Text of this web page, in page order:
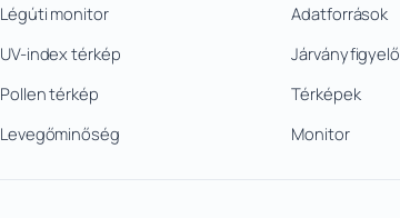
Légúti monitor
UV-index térkép
Pollen térkép
Levegőminőség
Adatforrások
Járványfigyelő
Térképek
Monitor